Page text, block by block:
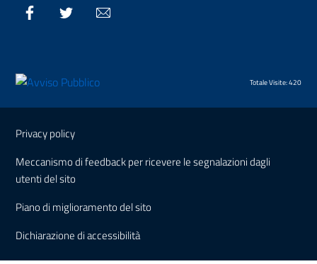
Facebook Twitter
Totale Visite: 420
Sezione Link Utili
Privacy policy
Meccanismo di feedback per ricevere le segnalazioni dagli
utenti del sito
Piano di miglioramento del sito
Dichiarazione di accessibilità